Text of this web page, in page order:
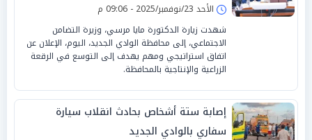
الأحد 23/نوفمبر/2025 - 09:06 م
شهدت زيارة الدكتورة مايا مرسي، وزيرة التضامن
الاجتماعي، إلى محافظة الوادي الجديد، اليوم، الإعلان عن
اتفاق استراتيجي ومهم يهدف إلى التوسع في الرقعة
الزراعية والإنتاجية بالمحافظة.
إصابة ستة أشخاص بحادث انقلاب سيارة
سفاري بالوادي الجديد